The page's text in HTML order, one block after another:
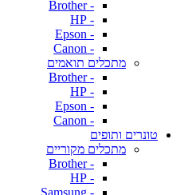
- Brother
- HP
- Epson
- Canon
מתכלים תואמים
- Brother
- HP
- Epson
- Canon
טונרים ותופים
מתכלים מקוריים
- Brother
- HP
- Samsung